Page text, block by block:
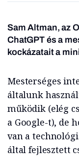
Sam Altman, az
ChatGPT és a
kockázatait a
Mesterséges
általunk
működik (elég
a Google-t), de
van a
által fejlesztett